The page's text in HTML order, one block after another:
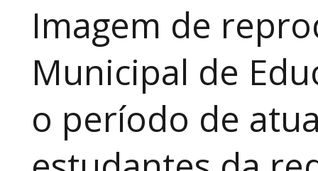
Imagem de
Municipal de
o período de